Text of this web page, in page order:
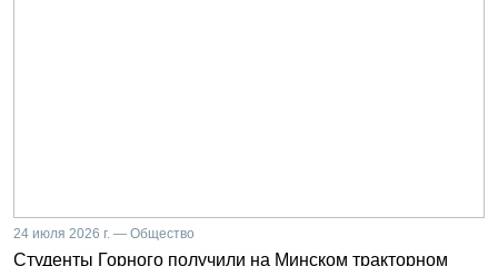
24 июля 2026 г. — Общество
Студенты Горного получили на Минском тракторном